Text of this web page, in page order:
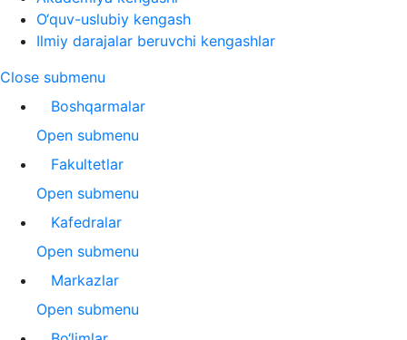
O‘quv-uslubiy kengash
Ilmiy darajalar beruvchi kengashlar
Close submenu
Boshqarmalar
Open submenu
Fakultetlar
Open submenu
Kafedralar
Open submenu
Markazlar
Open submenu